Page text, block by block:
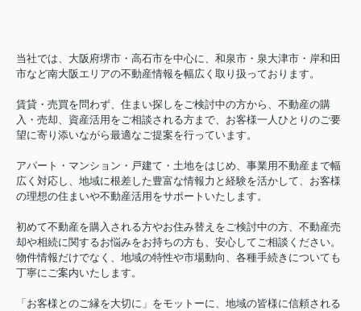
当社では、大阪府堺市・高石市を中心に、和泉市・泉大津市・岸和田
市など南大阪エリアの不動産情報を幅広く取り扱っております。
賃貸・売買を問わず、住まい探しをご検討中の方から、不動産の購
入・売却、資産活用をご相談される方まで、お客様一人ひとりのご要
望に寄り添いながら最適なご提案を行っています。
アパート・マンション・戸建て・土地をはじめ、事業用不動産まで幅
広く対応し、地域に根差した豊富な情報力と経験を活かして、お客様
の理想の住まいや不動産活用をサポートいたします。
初めて不動産を購入される方やお住み替えをご検討中の方、不動産売
却や相続に関するお悩みをお持ちの方も、安心してご相談ください。
物件情報だけでなく、地域の特性や市場動向、各種手続きについても
丁寧にご案内いたします。
「お客様とのご縁を大切に」をモットーに、地域の皆様に信頼される